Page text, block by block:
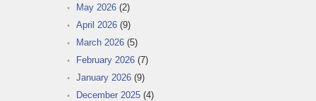
May 2026 (2)
April 2026 (9)
March 2026 (5)
February 2026 (7)
January 2026 (9)
December 2025 (4)